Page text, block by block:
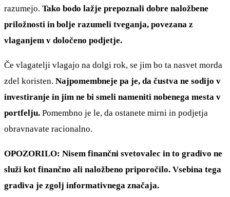
razumejo. Tako bodo lažje prepoznali dobre naložbene
priložnosti in bolje razumeli tveganja, povezana z
vlaganjem v določeno podjetje.
Če vlagatelji vlagajo na dolgi rok, se jim bo ta nasvet morda
zdel koristen. Najpomembneje pa je, da čustva ne sodijo v
investiranje in jim ne bi smeli nameniti nobenega mesta v
portfelju. Pomembno je le, da ostanete mirni in podjetja
obravnavate racionalno.
OPOZORILO: Nisem finančni svetovalec in to gradivo ne
služi kot finančno ali naložbeno priporočilo. Vsebina tega
gradiva je zgolj informativnega značaja.